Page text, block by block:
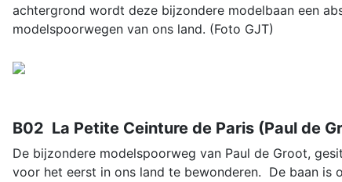
achtergrond wordt deze bijzondere modelbaan een
modelspoorwegen van ons land. (Foto GJT)
B02 La Petite Ceinture de Paris (Paul de
De bijzondere modelspoorweg van Paul de Groot,
voor het eerst in ons land te bewonderen. De baan is